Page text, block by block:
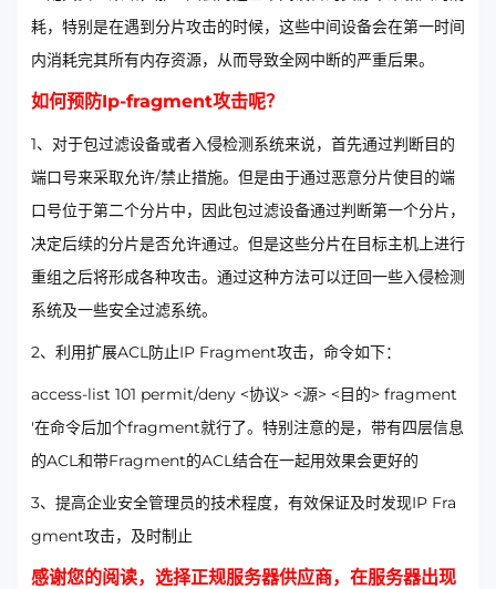
耗，特别是在遇到分片攻击的时候，这些中间设备会在第一时间
内消耗完其所有内存资源，从而导致全网中断的严重后果。
如何预防Ip-fragment攻击呢？
1、对于包过滤设备或者入侵检测系统来说，首先通过判断目的
端口号来采取允许/禁止措施。但是由于通过恶意分片使目的端
口号位于第二个分片中，因此包过滤设备通过判断第一个分片，
决定后续的分片是否允许通过。但是这些分片在目标主机上进行
重组之后将形成各种攻击。通过这种方法可以迂回一些入侵检测
系统及一些安全过滤系统。
2、利用扩展ACL防止IP Fragment攻击，命令如下：
access-list 101 permit/deny <协议> <源> <目的> fragment
'在命令后加个fragment就行了。特别注意的是，带有四层信息
的ACL和带Fragment的ACL结合在一起用效果会更好的
3、提高企业安全管理员的技术程度，有效保证及时发现IP Fra
gment攻击，及时制止
感谢您的阅读，选择正规服务器供应商，在服务器出现